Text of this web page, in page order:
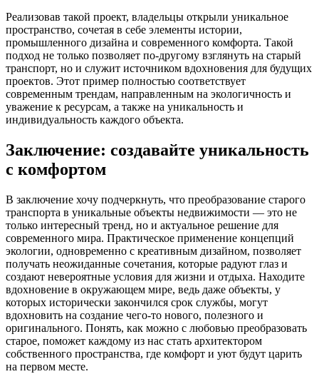
Реализовав такой проект, владельцы открыли уникальное
пространство, сочетая в себе элементы истории,
промышленного дизайна и современного комфорта. Такой
подход не только позволяет по-другому взглянуть на старый
транспорт, но и служит источником вдохновения для будущих
проектов. Этот пример полностью соответствует
современным трендам, направленным на экологичность и
уважение к ресурсам, а также на уникальность и
индивидуальность каждого объекта.
Заключение: создавайте уникальность
с комфортом
В заключение хочу подчеркнуть, что преобразование старого
транспорта в уникальные объекты недвижимости — это не
только интересный тренд, но и актуальное решение для
современного мира. Практическое применение концепций
экологии, одновременно с креативным дизайном, позволяет
получать неожиданные сочетания, которые радуют глаз и
создают невероятные условия для жизни и отдыха. Находите
вдохновение в окружающем мире, ведь даже объекты, у
которых исторически закончился срок службы, могут
вдохновить на создание чего-то нового, полезного и
оригинального. Понять, как можно с любовью преобразовать
старое, поможет каждому из нас стать архитектором
собственного пространства, где комфорт и уют будут царить
на первом месте.